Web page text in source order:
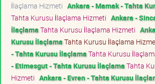
İlaçlama Hizmeti Ankara - Mamak - Tahta
Tahta Kurusu İlaçlama Hizmeti Ankara -
İlaçlamaTahta Kurusu İlaçlama Hizmeti
Kurusu İlaçlamaTahta Kurusu İlaçlama
- Tahta Kurusu İlaçlamaTahta Kurusu
- Etimesgut - Tahta Kurusu İlaçlamaTahta
Hizmeti Ankara - Evren - Tahta Kurusu